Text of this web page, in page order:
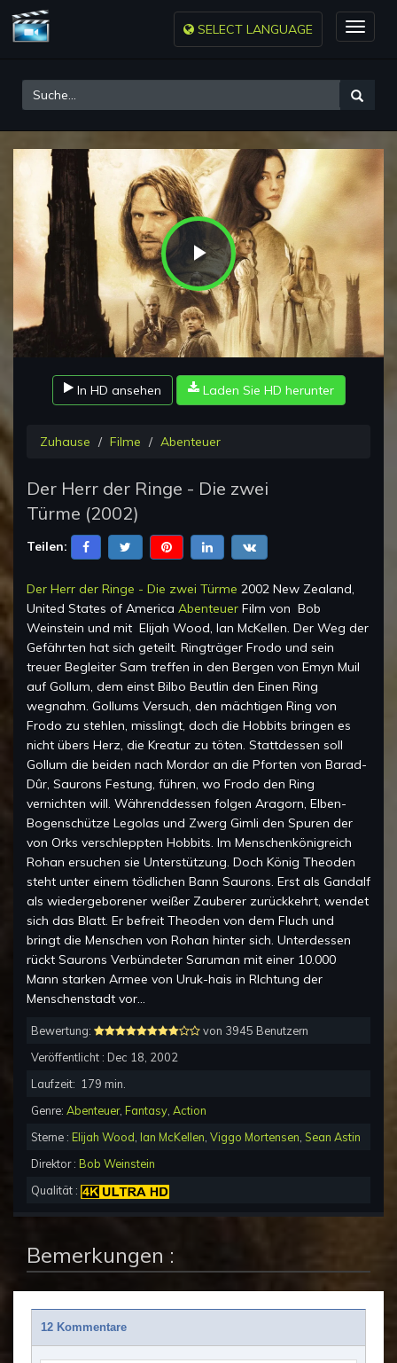
Toggle
SELECT LANGUAGE
Play
Video
In HD ansehen Laden Sie HD herunter
Zuhause Filme Abenteuer
Der Herr der Ringe - Die zwei
Türme (2002)
Teilen:
Der Herr der Ringe - Die zwei Türme 2002 New Zealand,
United States of America Abenteuer Film von Bob
Weinstein und mit Elijah Wood, Ian McKellen. Der Weg der
Gefährten hat sich geteilt. Ringträger Frodo und sein
treuer Begleiter Sam treffen in den Bergen von Emyn Muil
auf Gollum, dem einst Bilbo Beutlin den Einen Ring
wegnahm. Gollums Versuch, den mächtigen Ring von
Frodo zu stehlen, misslingt, doch die Hobbits bringen es
nicht übers Herz, die Kreatur zu töten. Stattdessen soll
Gollum die beiden nach Mordor an die Pforten von Barad-
Dûr, Saurons Festung, führen, wo Frodo den Ring
vernichten will. Währenddessen folgen Aragorn, Elben-
Bogenschütze Legolas und Zwerg Gimli den Spuren der
von Orks verschleppten Hobbits. Im Menschenkönigreich
Rohan ersuchen sie Unterstützung. Doch König Theoden
steht unter einem tödlichen Bann Saurons. Erst als Gandalf
als wiedergeborener weißer Zauberer zurückkehrt, wendet
sich das Blatt. Er befreit Theoden von dem Fluch und
bringt die Menschen von Rohan hinter sich. Unterdessen
rückt Saurons Verbündeter Saruman mit einer 10.000
Mann starken Armee von Uruk-hais in RIchtung der
Menschenstadt vor...
Bewertung:
von 3945 Benutzern
Veröffentlicht : Dec 18, 2002
Laufzeit: 179 min.
Genre: Abenteuer, Fantasy Action
Sterne : Elijah Wood Ian McKellen Viggo Mortensen Sean Astin
Direktor : Bob Weinstein
Qualität :
Bemerkungen :
12 Kommentare